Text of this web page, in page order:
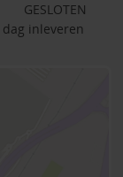
GESLOTEN
inleveren